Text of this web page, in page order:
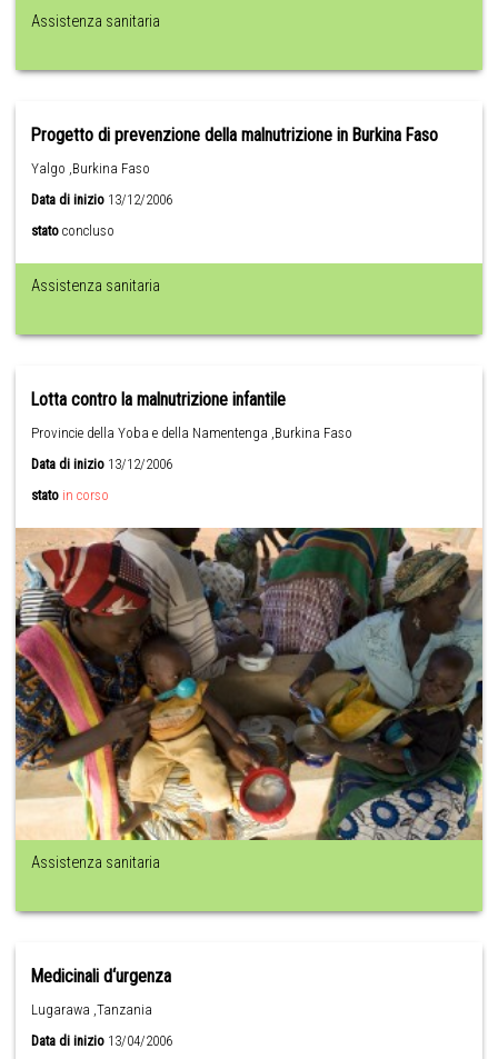
Assistenza sanitaria
Progetto di prevenzione della malnutrizione in Burkina Faso
Yalgo ,Burkina Faso
Data di inizio 13/12/2006
stato concluso
Assistenza sanitaria
Lotta contro la malnutrizione infantile
Provincie della Yoba e della Namentenga ,Burkina Faso
Data di inizio 13/12/2006
stato in corso
Assistenza sanitaria
Medicinali d‘urgenza
Lugarawa ,Tanzania
Data di inizio 13/04/2006